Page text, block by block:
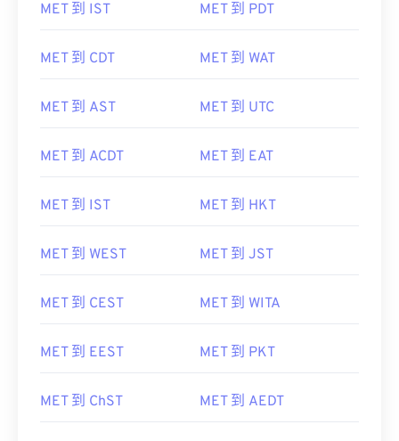
MET 到 IST MET 到 PDT
MET 到 CDT MET 到 WAT
MET 到 AST MET 到 UTC
MET 到 ACDT MET 到 EAT
MET 到 IST MET 到 HKT
MET 到 WEST MET 到 JST
MET 到 CEST MET 到 WITA
MET 到 EEST MET 到 PKT
MET 到 ChST MET 到 AEDT